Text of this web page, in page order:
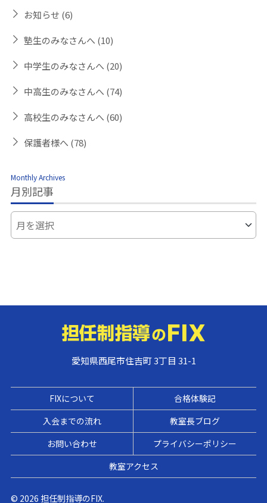
お知らせ (6)
塾生のみなさんへ (10)
中学生のみなさんへ (20)
中高生のみなさんへ (74)
高校生のみなさんへ (60)
保護者様へ (78)
Monthly Archives
月別記事
愛知県西尾市住吉町 3丁目 31-1
FIXについて
合格体験記
入会までの流れ
教室長ブログ
お問い合わせ
プライバシーポリシー
教室アクセス
© 2026 担任制指導のFIX.